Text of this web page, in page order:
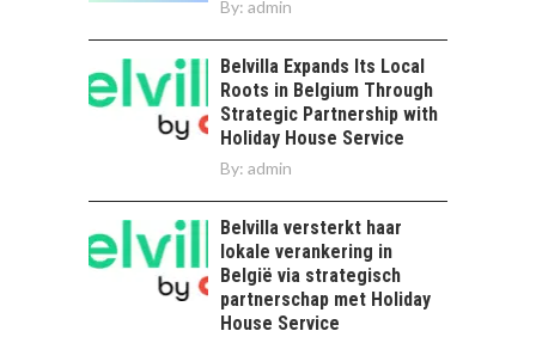
By: admin
Belvilla Expands Its Local
Roots in Belgium Through
Strategic Partnership with
Holiday House Service
By: admin
Belvilla versterkt haar
lokale verankering in
België via strategisch
partnerschap met Holiday
House Service